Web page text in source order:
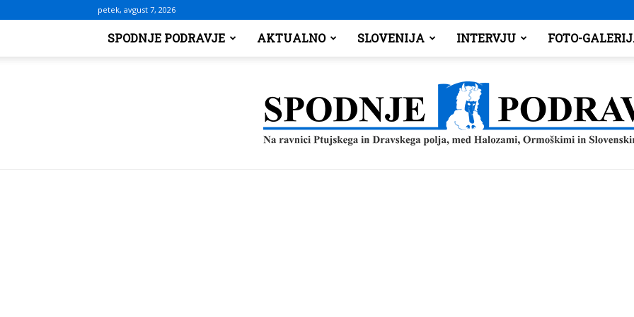
petek, avgust 7, 2026
SPODNJE PODRAVJE AKTUALNO SLOVENIJA INTERVJU FOTO-